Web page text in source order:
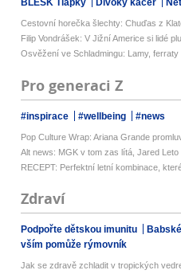
BLESK Tlapky Divoký kačer
Cestovní horečka šlechty: Chuďas z
Filip Vondrášek: V Jižní Americe si lidé
Osvěžení ve Schladmingu: Lamy,
Pro generaci Z
#inspirace #wellbeing #news
Pop Culture Wrap: Ariana Grande
Alt news: MGK v tom zas lítá, Jared Leto
RECEPT: Perfektní letní kombinace,
Zdraví
Podpořte dětskou imunitu
vším pomůže rýmovník
Jak se zdravě zchladit v tropických